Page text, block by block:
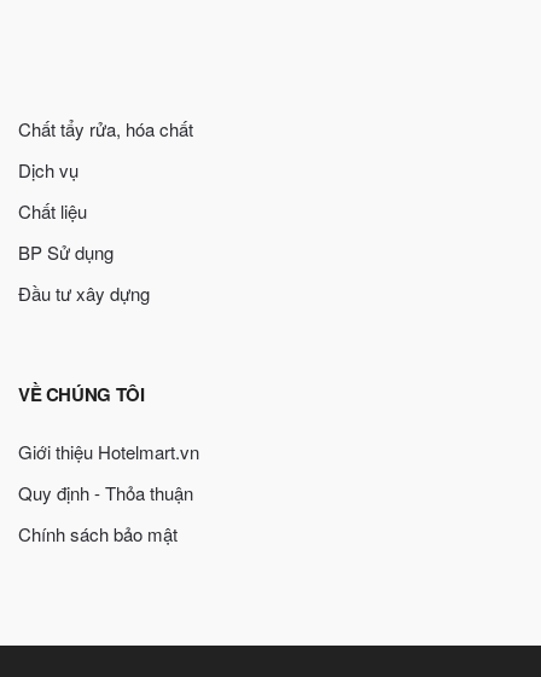
Chất tẩy rửa, hóa chất
Dịch vụ
Chất liệu
BP Sử dụng
Đầu tư xây dựng
VỀ CHÚNG TÔI
Giới thiệu Hotelmart.vn
Quy định - Thỏa thuận
Chính sách bảo mật